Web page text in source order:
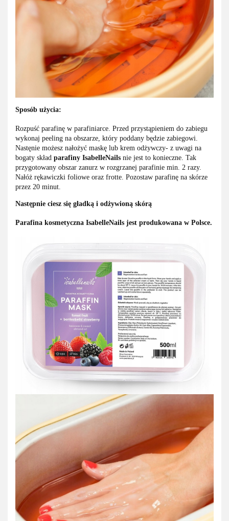
Sposób użycia:
Rozpuść parafinę w parafiniarce. Przed przystąpieniem do zabiegu
wykonaj peeling na obszarze, który poddany będzie zabiegowi.
Nastęnie możesz nałożyć maskę lub krem odżywczy- z uwagi na
bogaty skład parafiny IsabelleNails nie jest to konieczne. Tak
przygotowany obszar zanurz w rozgrzanej parafinie min. 2 razy.
Nałóż rękawiczki foliowe oraz frotte. Pozostaw parafinę na skórze
przez 20 minut.
Następnie ciesz się gładką i odżywioną skórą
Parafina kosmetyczna IsabelleNails jest produkowana w Polsce.